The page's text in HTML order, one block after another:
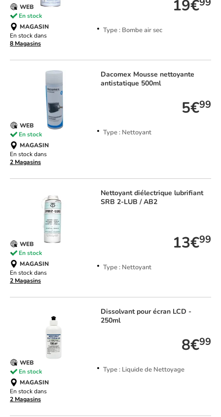
19€
Type : Bombe air sec
WEB
En stock
MAGASIN
En stock dans
8 Magasins
Dacomex Mousse nettoyante
antistatique 500ml
5€99
Type : Nettoyant
WEB
En stock
MAGASIN
En stock dans
2 Magasins
Nettoyant diélectrique lubrifiant
SRB 2-LUB / AB2
13€99
Type : Nettoyant
WEB
En stock
MAGASIN
En stock dans
2 Magasins
Dissolvant pour écran LCD -
250ml
8€99
Type : Liquide de Nettoyage
WEB
En stock
MAGASIN
En stock dans
2 Magasins